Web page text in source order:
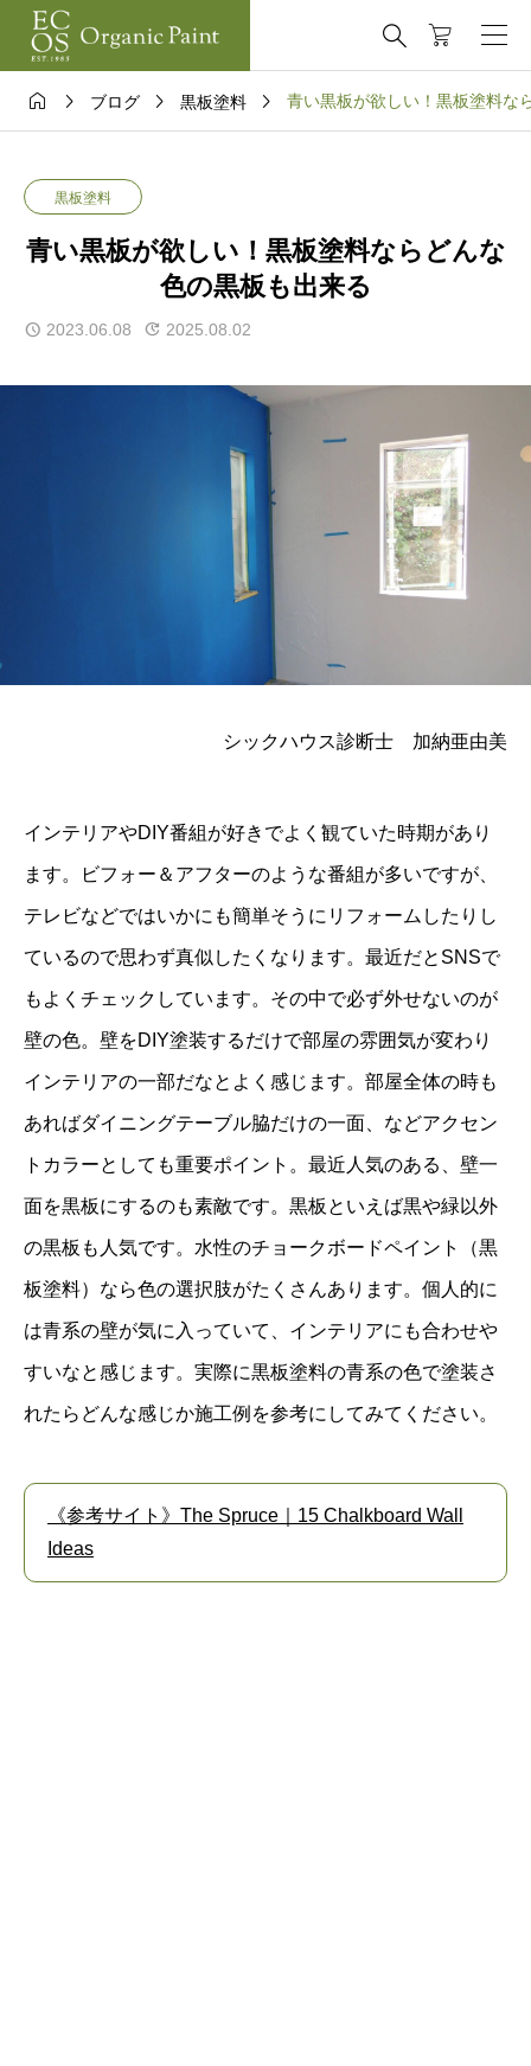

  ブログ  黒板塗料  青い黒板が欲しい！黒板塗料な
黒板塗料
青い黒板が欲しい！黒板塗料ならどんな
色の黒板も出来る
2023.06.08 2025.08.02
シックハウス診断士 加納亜由美
インテリアやDIY番組が好きでよく観ていた時期があり
ます。ビフォー＆アフターのような番組が多いですが、
テレビなどではいかにも簡単そうにリフォームしたりし
ているので思わず真似したくなります。最近だとSNSで
もよくチェックしています。その中で必ず外せないのが
壁の色。壁をDIY塗装するだけで部屋の雰囲気が変わり
インテリアの一部だなとよく感じます。部屋全体の時も
あればダイニングテーブル脇だけの一面、などアクセン
トカラーとしても重要ポイント。最近人気のある、壁一
面を黒板にするのも素敵です。黒板といえば黒や緑以外
の黒板も人気です。水性のチョークボードペイント（黒
板塗料）なら色の選択肢がたくさんあります。個人的に
は青系の壁が気に入っていて、インテリアにも合わせや
すいなと感じます。実際に黒板塗料の青系の色で塗装さ
れたらどんな感じか施工例を参考にしてみてください。
《参考サイト》The Spruce｜15 Chalkboard Wall
Ideas